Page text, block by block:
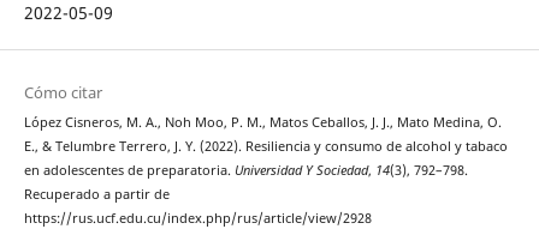
2022-05-09
Cómo citar
López Cisneros, M. A., Noh Moo, P. M., Matos Ceballos, J. J., Mato Medina, O.
E., & Telumbre Terrero, J. Y. (2022). Resiliencia y consumo de alcohol y tabaco
en adolescentes de preparatoria. Universidad Y Sociedad, 14(3), 792–798.
Recuperado a partir de
https://rus.ucf.edu.cu/index.php/rus/article/view/2928